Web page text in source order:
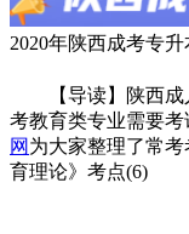
2020年陕西成考专
【导读】陕西成
考教育类专业需要考
网 为大家整理了常
育理论》考点(6)